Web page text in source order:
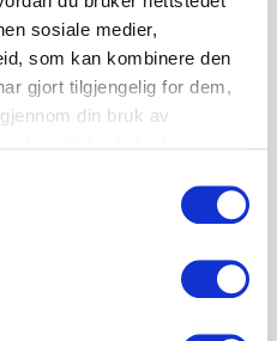
sosiale medier,
som kan kombinere den
gjort tilgjengelig for dem,
din bruk av